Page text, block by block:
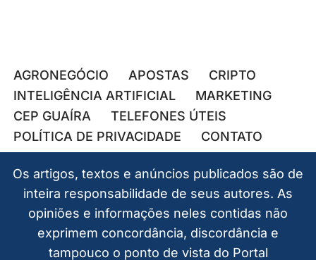
AGRONEGÓCIO APOSTAS
CRIPTO
INTELIGÊNCIA ARTIFICIAL
MARKETING
CEP GUAÍRA
TELEFONES ÚTEIS
POLÍTICA DE PRIVACIDADE
CONTATO
Os artigos, textos e anúncios publicados são de
inteira responsabilidade de seus autores. As
opiniões e informações neles contidas não
exprimem concordância, discordância e
tampouco o ponto de vista do Portal